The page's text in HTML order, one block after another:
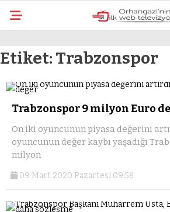
Etiket: Trabzonspor
Trabzonspor 9 milyon Euro
On iki oyuncunun piyasa değerini
oyuncunun değer kaybı yaşadığı
milyon
09 Mart 2020 Pazartesi 09:58